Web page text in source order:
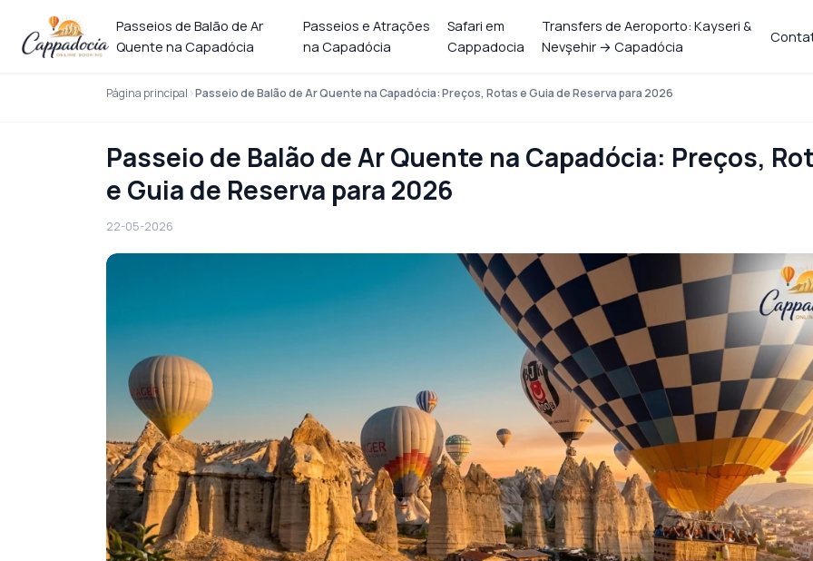
Passeios de Balão de Ar
Quente na Capadócia
Passeios e Atrações
na Capadócia
Safari em
Cappadocia
Transfers de Aeroporto: Kayseri &
Nevşehir → Capadócia
Página principal Passeio de Balão de Ar Quente na Capadócia: Preços, Rotas e Guia de Reserva para 2026
Passeio de Balão de Ar Quente na Capadócia: Preços,
e Guia de Reserva para 2026
22-05-2026